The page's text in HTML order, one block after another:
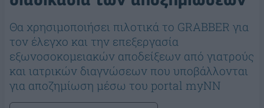
Θα χρησιμοποιήσει πιλοτικά το GRABBER για
τον έλεγχο και την επεξεργασία
εξωνοσοκομειακών αποδείξεων από γιατρούς
και ιατρικών διαγνώσεων που υποβάλλονται
για αποζημίωση μέσω του portal myNN